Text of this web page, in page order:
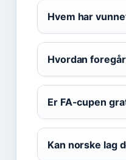
Hvem har
Hvordan
Er FA-cupen
Kan norske lag